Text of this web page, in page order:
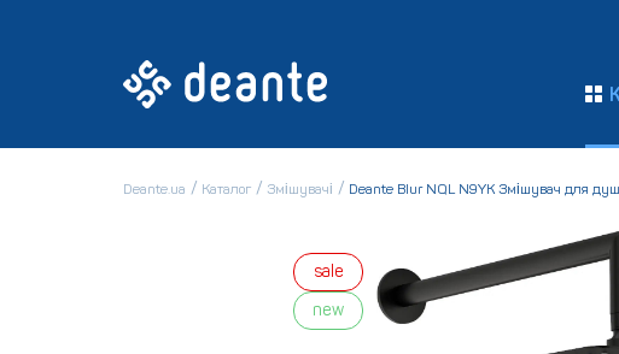
Deante.ua Каталог Змішувачі Deante Blur NQL N9YK Змішувач для
sale
new